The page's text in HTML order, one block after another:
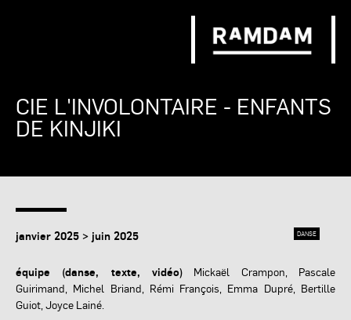
CIE L'INVOLONTAIRE - ENFANTS
DE KINJIKI
janvier 2025 > juin 2025 DANSE
équipe (danse, texte, vidéo)Mickaël Crampon, Pascale
Guirimand, Michel Briand, Rémi François, Emma Dupré, Bertille
Guiot, Joyce Lainé.